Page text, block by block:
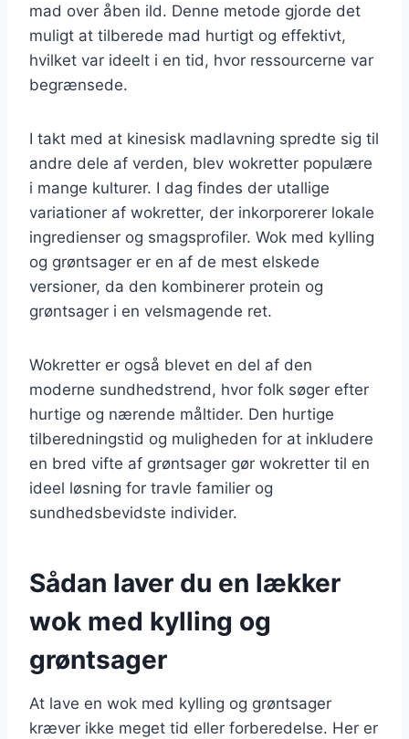
mad over åben ild. Denne metode gjorde det
muligt at tilberede mad hurtigt og effektivt,
hvilket var ideelt i en tid, hvor ressourcerne var
begrænsede.
I takt med at kinesisk madlavning spredte sig til
andre dele af verden, blev wokretter populære
i mange kulturer. I dag findes der utallige
variationer af wokretter, der inkorporerer lokale
ingredienser og smagsprofiler. Wok med kylling
og grøntsager er en af de mest elskede
versioner, da den kombinerer protein og
grøntsager i en velsmagende ret.
Wokretter er også blevet en del af den
moderne sundhedstrend, hvor folk søger efter
hurtige og nærende måltider. Den hurtige
tilberedningstid og muligheden for at inkludere
en bred vifte af grøntsager gør wokretter til en
ideel løsning for travle familier og
sundhedsbevidste individer.
Sådan laver du en lækker
wok med kylling og
grøntsager
At lave en wok med kylling og grøntsager
kræver ikke meget tid eller forberedelse. Her er